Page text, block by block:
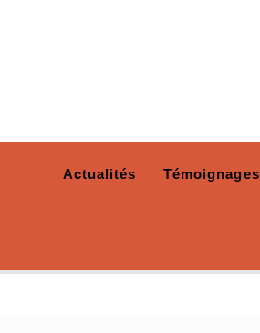
Actualités Témoignages